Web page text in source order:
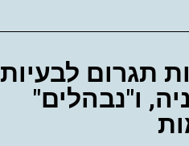
טוענים כי בניית פרויקט בן 24 קומות תגרום לבעיות
ו"נבהלים"